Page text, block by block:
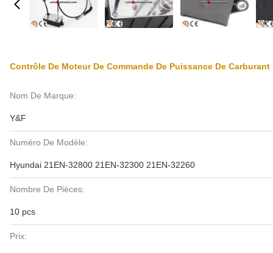
Contrôle De Moteur De Commande De Puissance De
Nom De Marque:
Y&F
Numéro De Modèle:
Hyundai 21EN-32800 21EN-32300 21EN-32260
Nombre De Pièces:
10 pcs
Prix: